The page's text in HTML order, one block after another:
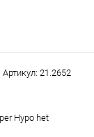
Артикул: 21.2652
Hypo het